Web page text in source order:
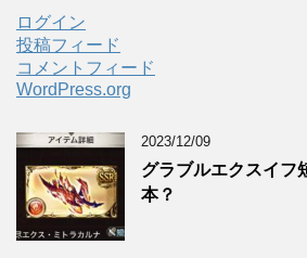
ログイン
投稿フィード
コメントフィード
WordPress.org
2023/12/09
グラブルエクスイフ
本？